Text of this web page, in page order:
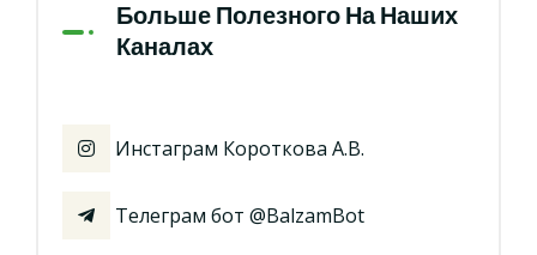
Больше Полезного На Наших
Каналах
Инстаграм Короткова А.В.
Телеграм бот @BalzamBot